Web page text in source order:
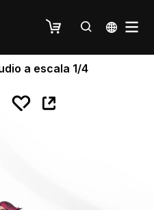
a escala 1/4